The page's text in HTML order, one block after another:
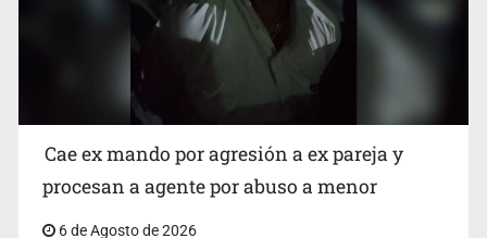
es un “foco rojo” de gran magnitud: Economista
Cae ex mando por agresión a ex pareja y
procesan a agente por abuso a menor
6 de Agosto de 2026